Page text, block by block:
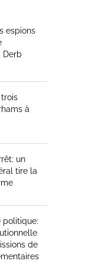
espions
Derb
trois
à
un
tire la
politique:
de